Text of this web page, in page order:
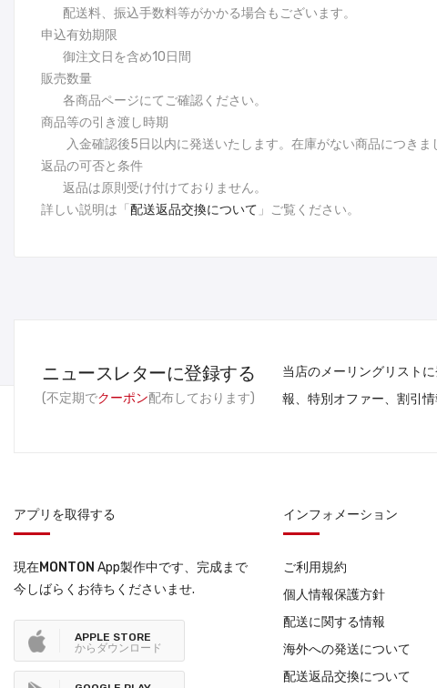
配送料、振込手数料等がかかる場合もございます。
申込有効期限
御注文日を含め10日間
販売数量
各商品ページにてご確認ください。
商品等の引き渡し時期
入金確認後5日以内に発送いたします。在庫がない商品につきま
返品の可否と条件
返品は原則受け付けておりません。
詳しい説明は「 配送返品交換について 」ご覧ください。
ニュースレターに登録する
(不定期でクーポン配布しております)
当店のメーリングリスト
報、特別オファー、割引情
アプリを取得する
現在MONTON App製作中です、完成まで
今しばらくお待ちくださいませ.
APPLE STORE
からダウンロード
インフォメーション
ご利用規約
個人情報保護方針
配送に関する情報
海外への発送について
配送返品交換について